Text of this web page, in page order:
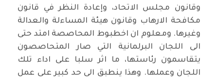
وقانون مجلس الاتحاد، وإعادة النظر في قانون
مكافحة الارهاب وقانون هيئة المساءلة والعدالة
وغيرها. ومعلوم ان اخطبوط المحاصصة امتد حتى
الى اللجان البرلمانية التي صار المتحاصصون
يتقاسمون رئاستها، ما اثر سلبا على اداء تلك
اللجان وعملها. وهذا ينطبق الى حد كبير على عمل